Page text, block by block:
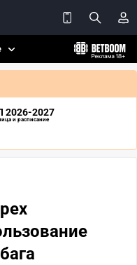
2026-2027
и расписание